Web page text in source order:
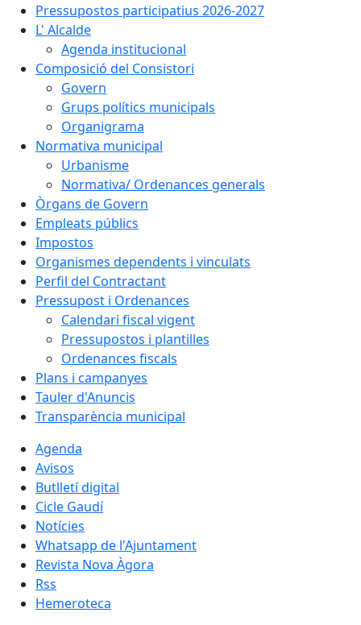
Pressupostos participatius 2026-2027
L' Alcalde
Agenda institucional
Composició del Consistori
Govern
Grups polítics municipals
Organigrama
Normativa municipal
Urbanisme
Normativa/ Ordenances generals
Òrgans de Govern
Empleats públics
Impostos
Organismes dependents i vinculats
Perfil del Contractant
Pressupost i Ordenances
Calendari fiscal vigent
Pressupostos i plantilles
Ordenances fiscals
Plans i campanyes
Tauler d'Anuncis
Transparència municipal
Agenda
Avisos
Butlletí digital
Cicle Gaudí
Notícies
Whatsapp de l'Ajuntament
Revista Nova Àgora
Rss
Hemeroteca